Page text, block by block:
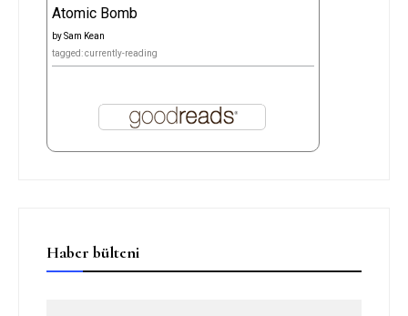
Atomic Bomb
bySam Kean
tagged: currently-reading
Haber bülteni